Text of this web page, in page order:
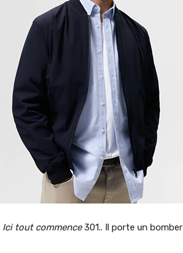
Ici tout commence301.. Il porte un bomber